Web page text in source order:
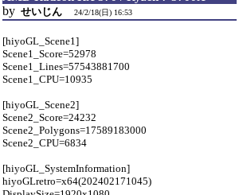
by せいじん 24/2/18(日) 16:53
[hiyoGL_Scene1]
Scene1_Score=52978
Scene1_Lines=57543881700
Scene1_CPU=10935
[hiyoGL_Scene2]
Scene2_Score=24232
Scene2_Polygons=17589183000
Scene2_CPU=6834
[hiyoGL_SystemInformation]
hiyoGLretro=x64(202402171045)